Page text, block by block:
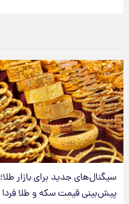
سیگنال‌های جدید برای بازار طلا؛
پیش‌بینی قیمت سکه و طلا فردا